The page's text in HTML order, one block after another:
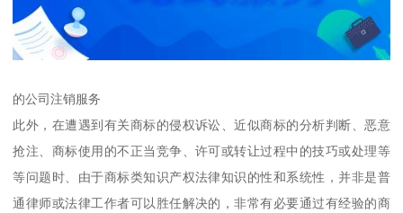
的公司注销服务
此外，在遭遇到有关商标的侵权诉讼、近似商标的分析判断、恶意
抢注、商标使用的不正当竞争、许可或转让过程中的技巧或处理等
等问题时、由于商标类知识产权法律知识的性和系统性，并非是普
通律师或法律工作者可以胜任解决的，非常有必要通过有经验的商